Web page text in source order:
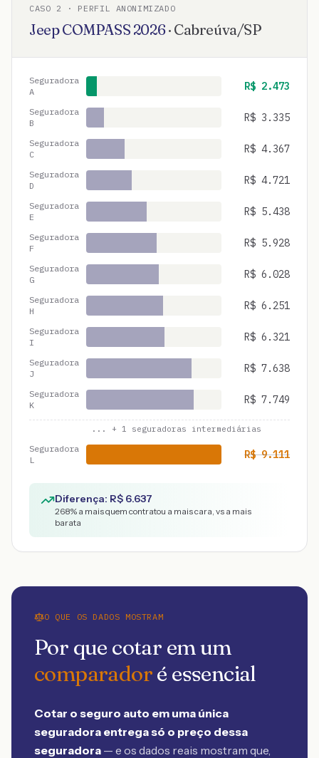
CASO 2 · PERFIL ANONIMIZADO
JeepCOMPASS 2026· Cabreúva/SP
Seguradora
A
R$ 2.473
Seguradora
B
R$ 3.335
Seguradora
C
R$ 4.367
Seguradora
D
R$ 4.721
Seguradora
E
R$ 5.438
Seguradora
F
R$ 5.928
Seguradora
G
R$ 6.028
Seguradora
H
R$ 6.251
Seguradora
I
R$ 6.321
Seguradora
J
R$ 7.638
Seguradora
K
R$ 7.749
... + 1 seguradoras intermediárias
Seguradora
L
R$9.111
Diferença: R$ 6.637
268% a mais quem contratou a mais cara, vs a mais
barata
O QUE OS DADOS MOSTRAM
Por que cotar em um
comparadoré essencial
Cotar o seguro auto em uma única
seguradora entrega só o preço dessa
seguradora — e os dados reais mostram que,